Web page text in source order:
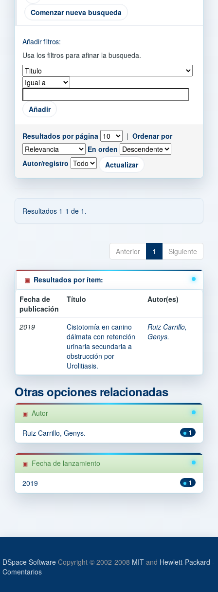
Comenzar nueva busqueda
Añadir filtros:
Usa los filtros para afinar la busqueda.
Resultados por página | Ordenar por
En orden
Autor/registro
Resultados 1-1 de 1.
Anterior 1 Siguiente
Resultados por ítem:
Fecha de
publicación
Título Autor(es)
2019
Cistotomía en canino
dálmata con retención
urinaria secundaria a
obstrucción por
Urolitiasis.
Ruiz Carrillo,
Genys.
Otras opciones relacionadas
Autor
1
Ruiz Carrillo, Genys.
Fecha de lanzamiento
1
2019
DSpace Software Copyright © 2002-2008 MIT and Hewlett-Packard -
Comentarios